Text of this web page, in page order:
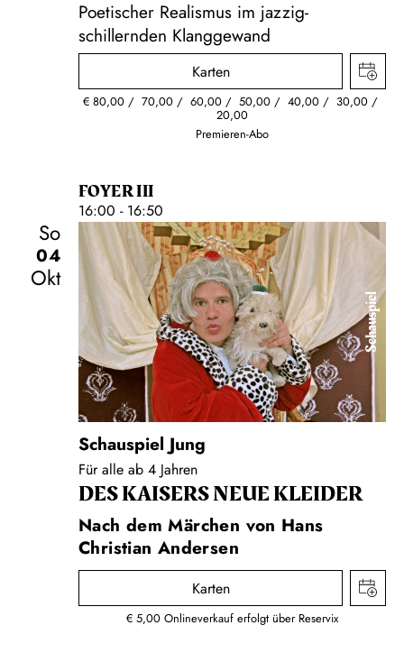
Poetischer Realismus im jazzig-
schillernden Klanggewand
Karten
€ 80,00 70,00 60,00 50,00 40,00 30,00
20,00
Premieren-Abo
FOYER III
16:00 - 16:50
So
04
Okt
Schauspiel
Schauspiel Jung
Für alle ab 4 Jahren
DES KAISERS NEUE KLEIDER
Nach dem Märchen von Hans
Christian Andersen
Karten
€ 5,00 Onlineverkauf erfolgt über Reservix